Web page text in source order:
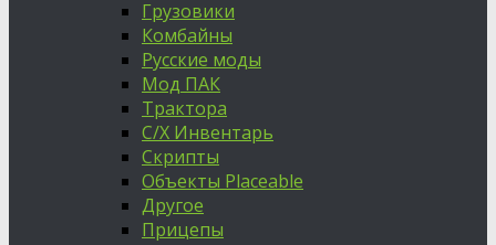
Грузовики
Комбайны
Русские моды
Мод ПАК
Трактора
С/Х Инвентарь
Скрипты
Объекты Placeable
Другое
Прицепы